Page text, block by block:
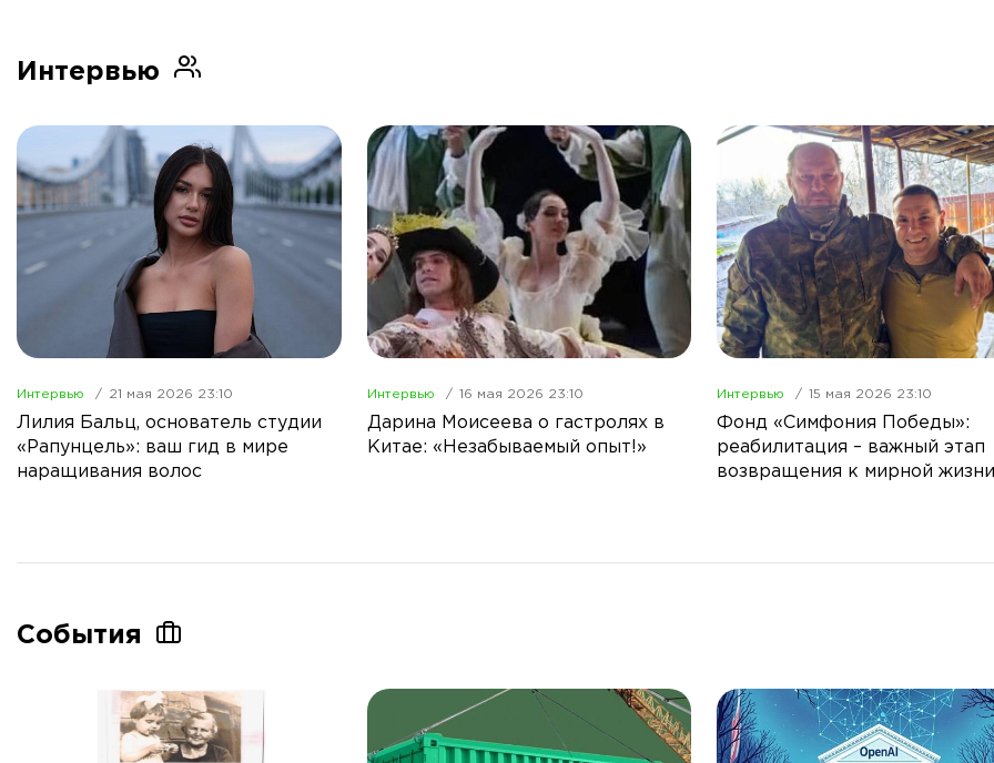
Интервью
Интервью 21 мая 2026 23:10
Лилия Бальц, основатель студии
«Рапунцель»: ваш гид в мире
наращивания волос
Интервью 16 мая 2026 23:10
Дарина Моисеева о гастролях в
Китае: «Незабываемый опыт!»
Интервью 15 мая 2026 23:10
Фонд «Симфония Победы»:
реабилитация – важный этап
возвращения к мирной жизни
События